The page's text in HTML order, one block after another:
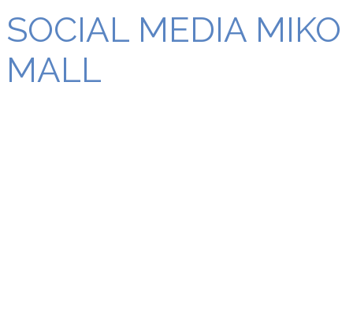
SOCIAL MEDIA MIKO
MALL